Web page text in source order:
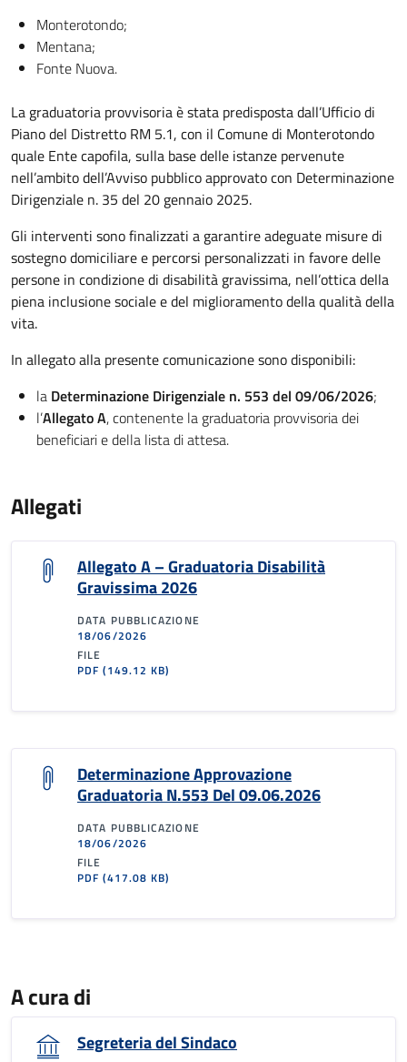
Monterotondo;
Mentana;
Fonte Nuova.
La graduatoria provvisoria è stata predisposta dall’Ufficio di
Piano del Distretto RM 5.1, con il Comune di Monterotondo
quale Ente capofila, sulla base delle istanze pervenute
nell’ambito dell’Avviso pubblico approvato con Determinazione
Dirigenziale n. 35 del 20 gennaio 2025.
Gli interventi sono finalizzati a garantire adeguate misure di
sostegno domiciliare e percorsi personalizzati in favore delle
persone in condizione di disabilità gravissima, nell’ottica della
piena inclusione sociale e del miglioramento della qualità della
vita.
In allegato alla presente comunicazione sono disponibili:
la Determinazione Dirigenziale n. 553 del 09/06/2026;
l’Allegato A, contenente la graduatoria provvisoria dei
beneficiari e della lista di attesa.
Allegati
Allegato A – Graduatoria Disabilità
Gravissima 2026
DATA PUBBLICAZIONE
18/06/2026
FILE
PDF(149.12 KB)
Determinazione Approvazione
Graduatoria N.553 Del 09.06.2026
DATA PUBBLICAZIONE
18/06/2026
FILE
PDF(417.08 KB)
A cura di
Segreteria del Sindaco